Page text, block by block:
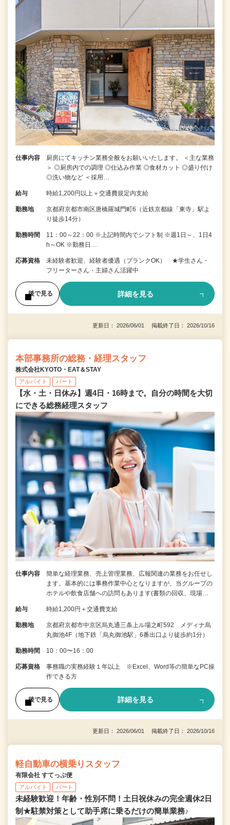
仕事内容
厨房にてキッチン業務全般をお願いいたします。 ＜主な業務
＞ ◎厨房内での調理 ◎仕込み作業 ◎食材カット ◎盛り付け
◎洗い物など ＜採用…
給与 時給1,200円以上＋交通費規定内支給
勤務地
京都府京都市南区唐橋羅城門町6（近鉄京都線「東寺」駅よ
り徒歩14分）
勤務時間
11：00～22：00 ※上記時間内でシフト制 ※週1日～、1日4
h～OK ※勤務日…
応募資格
未経験者歓迎、経験者優遇（ブランクOK） ★学生さん・
フリーターさん・主婦さん活躍中
後で見る 詳細を見る
更新日： 2026/06/01 掲載終了日： 2026/10/16
本部事務所の総務・経理スタッフ
株式会社KYOTO・EAT＆STAY
アルバイト パート
【水・土・日休み】週4日・16時まで。自分の時間を大切
にできる総務経理スタッフ
仕事内容
簡単な経理業務、売上管理業務、広報関連の業務をお任せし
ます。基本的には事務作業中心となりますが、当グループの
ホテルや飲食店舗への訪問もあります(書類の回収、現場…
給与 時給1,200円＋交通費支給
勤務地
京都府京都市中京区烏丸通三条上ル場之町592 メディナ烏
丸御池4F（地下鉄「烏丸御池駅」6番出口より徒歩約1分）
勤務時間 10：00〜16：00
応募資格
事務職の実務経験１年以上 ※Excel、Word等の簡単なPC操
作できる方
後で見る 詳細を見る
更新日： 2026/06/01 掲載終了日： 2026/10/16
軽自動車の横乗りスタッフ
有限会社 すてっぷ便
アルバイト パート
未経験歓迎！年齢・性別不問！土日祝休みの完全週休2日
制★駐禁対策として助手席に乗るだけの簡単業務♪